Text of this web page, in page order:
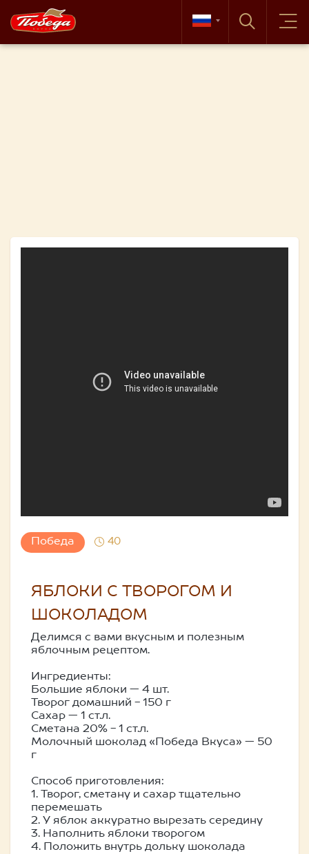
Победа 40
ЯБЛОКИ С ТВОРОГОМ И
ШОКОЛАДОМ
Делимся с вами вкусным и полезным
яблочным рецептом.
Ингредиенты:
Большие яблоки — 4 шт.
Творог домашний - 150 г
Сахар — 1 ст.л.
Сметана 20% - 1 ст.л.
Молочный шоколад «Победа Вкуса» — 50
г
Способ приготовления:
1. Творог, сметану и сахар тщательно
перемешать
2. У яблок аккуратно вырезать середину
3. Наполнить яблоки творогом
4. Положить внутрь дольку шоколада